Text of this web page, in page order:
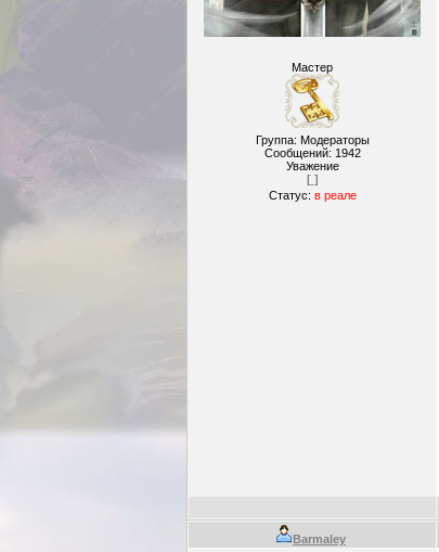
Мастер
Группа: Модераторы
Сообщений: 1942
Уважение
[ ]
Статус: в реале
Barmaley